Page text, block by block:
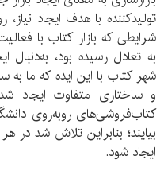
تولید‌کننده با هدف ایجاد
شرایطی که بازار کتاب با
به تعادل رسیده بود،
شهر کتاب با این ایده که ما
و ساختاری متفاوت ایجاد
کتاب‌فروشی‌های رو‌به‌روی
بیایند؛ بنابراین تلاش شد
ایجاد شود.